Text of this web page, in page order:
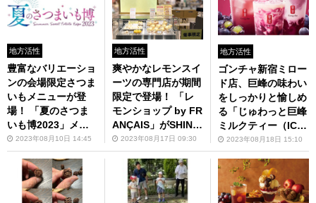
地方活性
豊富なバリエーショ
ンの会場限定さつま
いもメニューが登
場！ 「夏のさつま
いも博2023」メニ
ュー詳細を発表
2023年08月10日 14:45
地方活性
爽やかなレモンスイ
ーツの専門店が期間
限定で登場！ 「レ
モンショップ by FR
ANÇAIS」がSHINJ
UKU DELISH PARK
に8月末まで出店中
2023年08月17日 09:30
地方活性
ゴンチャ新宿ミロー
ド店、巨峰の味わい
をしっかりと愉しめ
る「じゅわっと巨峰
ミルクティー（ICE
D）」など3品を販
売中
2023年08月18日 15:10